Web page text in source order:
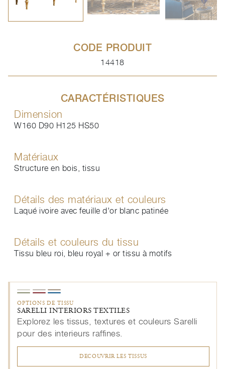
CODE PRODUIT
14418
CARACTÉRISTIQUES
Dimension
W160 D90 H125 HS50
Matériaux
Structure en bois, tissu
Détails des matériaux et couleurs
Laqué ivoire avec feuille d'or blanc patinée
Détails et couleurs du tissu
Tissu bleu roi, bleu royal + or tissu à motifs
OPTIONS DE TISSU
SARELLI INTERIORS TEXTILES
Explorez les tissus, textures et couleurs Sarelli
pour des interieurs raffines.
DECOUVRIR LES TISSUS